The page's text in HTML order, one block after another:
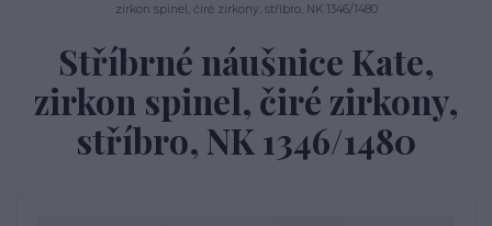
zirkon spinel, čiré zirkony, stříbro, NK 1346/1480
Stříbrné náušnice Kate,
zirkon spinel, čiré zirkony,
stříbro, NK 1346/1480